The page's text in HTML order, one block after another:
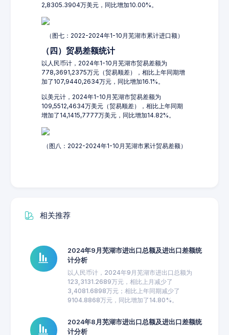
2,8305.3904万美元，同比增加10.00%。
（图七：2022-2024年1-10月芜湖市累计进口额）
（四）贸易差额统计
以人民币计，2024年1-10月芜湖市贸易差额为
778,3691,2375万元（贸易顺差），相比上年同期增
加了107,9440,2634万元，同比增加16.1%。
以美元计，2024年1-10月芜湖市贸易差额为
109,5512,4634万美元（贸易顺差），相比上年同期
增加了14,1415,7777万美元，同比增加14.82%。
（图八：2022-2024年1-10月芜湖市累计贸易差额）
相关推荐
2024年9月芜湖市进出口总额及进出口差额统
计分析
以人民币计，2024年9月芜湖市进出口总额为
123,3131.2689万元，相比上月减少了
3,4081.6898万元；相比上年同期减少了
9104.8868万元，同比增加了14.80%。
2024年8月芜湖市进出口总额及进出口差额统
计分析